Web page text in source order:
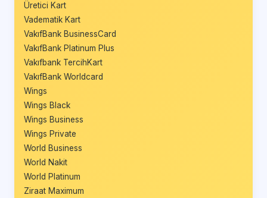
Üretici Kart
Vadematik Kart
VakıfBank BusinessCard
VakıfBank Platinum Plus
Vakıfbank TercihKart
VakıfBank Worldcard
Wings
Wings Black
Wings Business
Wings Private
World Business
World Nakit
World Platinum
Ziraat Maximum